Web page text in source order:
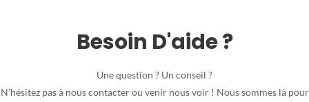
Besoin D'aide ?
Une question ? Un conseil ?
N’hésitez pas à nous contacter ou venir nous voir ! Nous sommes là pour